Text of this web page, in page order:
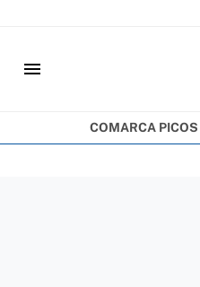
menu
COMARCA PICOS